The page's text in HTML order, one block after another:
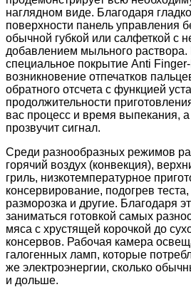
наглядном виде. Благодаря
поверхности панель управления
обычной губкой или салфеткой с
добавлением мыльного раствора.
специальное покрытие Anti
возникновение отпечатков
обратного отсчета с функцией
продолжительности
вас процесс и время выпекания,
прозвучит сигнал.
Среди разнообразных режимов
горячий воздух (конвекция),
гриль, низкотемпературное
консервирование, подогрев
разморозка и другие. Благодаря
заниматься готовкой самых
мяса с хрустящей корочкой до
консервов. Рабочая камера
галогенных ламп, которые
же электроэнергии, сколько
и дольше.